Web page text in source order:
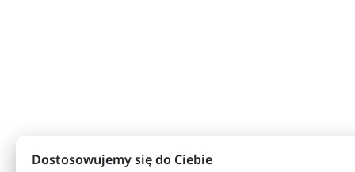
Dostosowujemy się do Ciebie